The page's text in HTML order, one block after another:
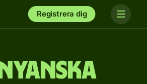
Registrera dig